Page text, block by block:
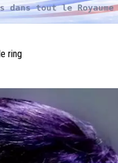
ring